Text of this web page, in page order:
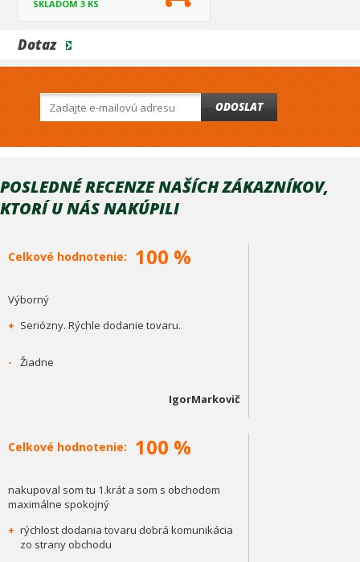
SKLADOM 3 KS
Dotaz
ODOSLAT
POSLEDNÉ RECENZE NAŠÍCH ZÁKAZNÍKOV,
KTORÍ U NÁS NAKÚPILI
Celkové hodnotenie: 100 %
Výborný
+ Seriózny. Rýchle dodanie tovaru.
- Žiadne
IgorMarkovič
Celkové hodnotenie: 100 %
nakupoval som tu 1.krát a som s obchodom
maximálne spokojný
+ rýchlost dodania tovaru dobrá komunikácia
zo strany obchodu